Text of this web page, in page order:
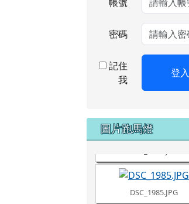
密碼
記住
我
登入
圖片跑馬燈
DSC_1987.JPG
DSC_1986.JPG
DSC_1985.JPG